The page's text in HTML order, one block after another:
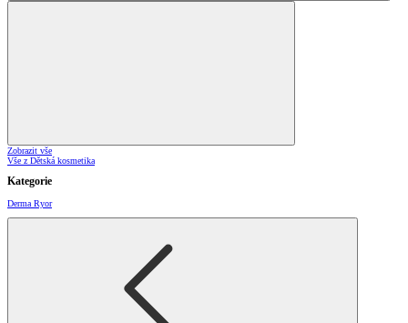
Zobrazit vše
Vše z Dětská kosmetika
Kategorie
Derma Ryor